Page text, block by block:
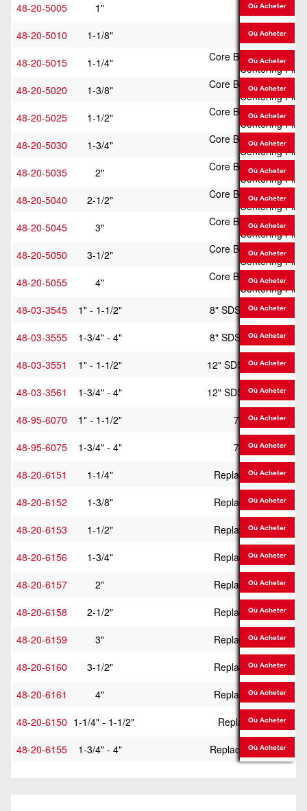
48-20-5005 1"
Core Bit Body
48-20-5010
1-1/8"
Core Bit Body
48-20-5015
1-1/4"
Core Body w/ Guide
Centering Pin
48-20-5020
1-3/8"
Core Body w/ Guide
Centering Pin
48-20-5025
1-1/2"
Core Body w/ Guide
Centering Pin
48-20-5030
1-3/4"
Core Body w/ Guide
Centering Pin
48-20-5035
2"
Core Body w/ Guide
Centering Pin
48-20-5040
2-1/2"
Core Body w/ Guide
Centering Pin
48-20-5045
3"
Core Body w/ Guide
Centering Pin
48-20-5050
3-1/2"
Core Body w/ Guide
Centering Pin
48-20-5055
4"
Core Body w/ Guide
Centering Pin
48-03-3545
1" - 1-1/2"
8" SDS Plus Adapter
48-03-3555
1-3/4" - 4"
8" SDS Plus Adapter
48-03-3551
1" - 1-1/2"
12" SDS Plus Adapter
48-03-3561
1-3/4" - 4"
12" SDS Plus Adapter
48-95-6070
1" - 1-1/2"
7-1/2" Extension
48-95-6075
1-3/4" - 4"
7-1/2" Extension
48-20-6151
1-1/4"
Replacement Guide
48-20-6152
1-3/8"
Replacement Guide
48-20-6153
1-1/2"
Replacement Guide
48-20-6156
1-3/4"
Replacement Guide
48-20-6157
2"
Replacement Guide
48-20-6158
2-1/2"
Replacement Guide
48-20-6159
3"
Replacement Guide
48-20-6160
3-1/2"
Replacement Guide
48-20-6161
4"
Replacement Guide
48-20-6150 1-1/4" - 1-1/2"
Replacement
48-20-6155
1-3/4" - 4" Replacement
Où Acheter
Où Acheter
Où Acheter
Où Acheter
Où Acheter
Où Acheter
Où Acheter
Où Acheter
Où Acheter
Où Acheter
Où Acheter
Où Acheter
Où Acheter
Où Acheter
Où Acheter
Où Acheter
Où Acheter
Où Acheter
Où Acheter
Où Acheter
Où Acheter
Où Acheter
Où Acheter
Où Acheter
Où Acheter
Où Acheter
Où Acheter
Où Acheter